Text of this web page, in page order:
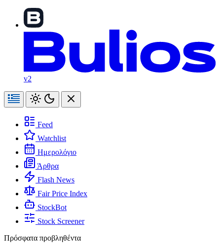
v2
Feed
Watchlist
Ημερολόγιο
Άρθρα
Flash News
Fair Price Index
StockBot
Stock Screener
Πρόσφατα προβληθέντα